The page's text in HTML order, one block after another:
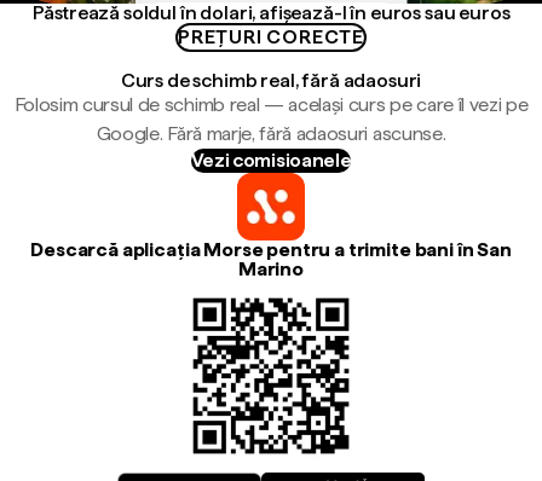
Păstrează soldul în dolari, afișează-l în euros sau euros
PREȚURI CORECTE
Curs de schimb real, fără adaosuri
Folosim cursul de schimb real — același curs pe care îl vezi pe
Google. Fără marje, fără adaosuri ascunse.
Vezi comisioanele
Descarcă aplicația Morse pentru a trimite bani în San
Marino